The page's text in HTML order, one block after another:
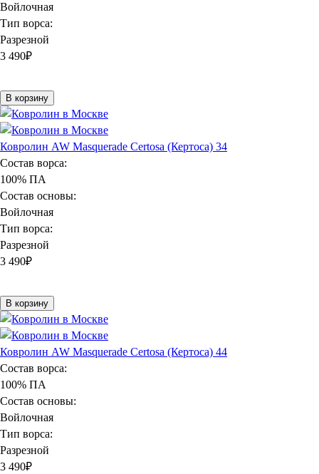
Войлочная
Тип ворса:
Разрезной
3 490₽
В корзину
Ковролин AW Masquerade Certosa (Кертоса) 34
Состав ворса:
100% ПА
Состав основы:
Войлочная
Тип ворса:
Разрезной
3 490₽
В корзину
Ковролин AW Masquerade Certosa (Кертоса) 44
Состав ворса:
100% ПА
Состав основы:
Войлочная
Тип ворса:
Разрезной
3 490₽